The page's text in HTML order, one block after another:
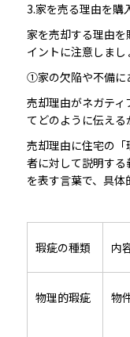
3.家を売る理由を購
家を売却する理由
イントに注意しまし
①家の欠陥や不備に
売却理由がネガテ
てどのように伝える
売却理由に住宅の
者に対して説明す
を表す言葉で、具体
瑕疵の種類 内
物理的瑕疵 物